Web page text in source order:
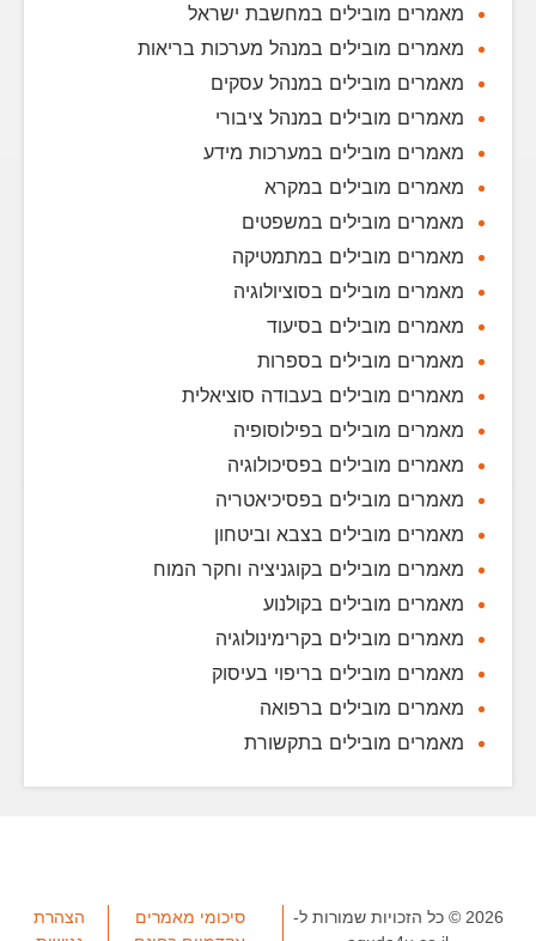
מאמרים מובילים במחשבת ישראל
מאמרים מובילים במנהל מערכות בריאות
מאמרים מובילים במנהל עסקים
מאמרים מובילים במנהל ציבורי
מאמרים מובילים במערכות מידע
מאמרים מובילים במקרא
מאמרים מובילים במשפטים
מאמרים מובילים במתמטיקה
מאמרים מובילים בסוציולוגיה
מאמרים מובילים בסיעוד
מאמרים מובילים בספרות
מאמרים מובילים בעבודה סוציאלית
מאמרים מובילים בפילוסופיה
מאמרים מובילים בפסיכולוגיה
מאמרים מובילים בפסיכיאטריה
מאמרים מובילים בצבא וביטחון
מאמרים מובילים בקוגניציה וחקר המוח
מאמרים מובילים בקולנוע
מאמרים מובילים בקרימינולוגיה
מאמרים מובילים בריפוי בעיסוק
מאמרים מובילים ברפואה
מאמרים מובילים בתקשורת
2026 © כל הזכויות שמורות ל-
סיכומי מאמרים
הצהרת